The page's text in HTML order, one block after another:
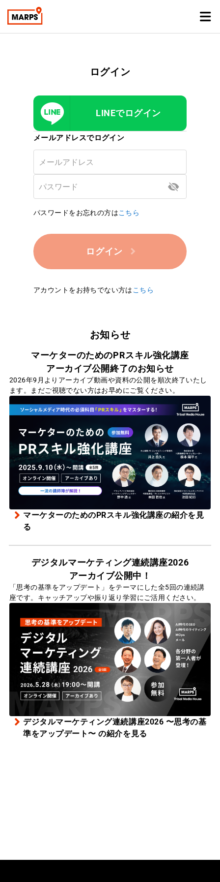
ログイン
LINEでログイン
メールアドレスでログイン
パスワードをお忘れの方はこちら
ログイン
アカウントをお持ちでない方は こちら
お知らせ
マーケターのためのPRスキル強化講座
アーカイブ公開終了のお知らせ
2026年9月よりアーカイブ動画や資料の公開を順次終了いたし
ます。まだご視聴でない方はお早めにご覧ください。
マーケターのためのPRスキル強化講座の紹介を見
る
デジタルマーケティング連続講座2026
アーカイブ公開中！
「思考の基準をアップデート」をテーマにした全5回の連続講
座です。キャッチアップや振り返り学習にご活用ください。
デジタルマーケティング連続講座2026 〜思考の基
準をアップデート〜 の紹介を見る